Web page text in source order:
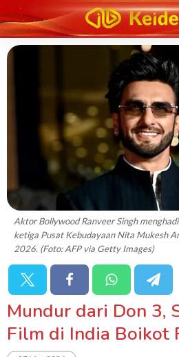
Aktor Bollywood Ranveer Singh
ketiga Pusat Kebudayaan Nita Mukesh
2026. (Foto: AFP via Getty Images)
Mundur dari Don 3,
Film di India Boikot